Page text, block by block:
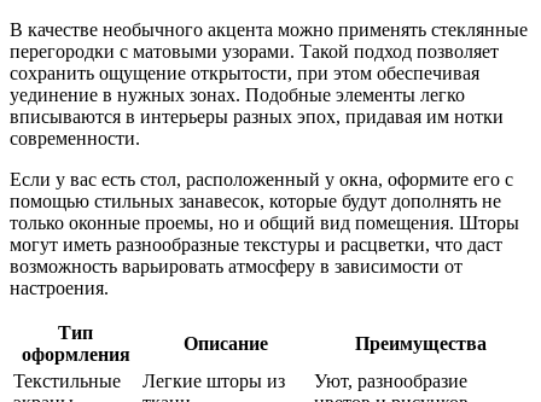
В качестве необычного акцента можно применять стеклянные
перегородки с матовыми узорами. Такой подход позволяет
сохранить ощущение открытости, при этом обеспечивая
уединение в нужных зонах. Подобные элементы легко
вписываются в интерьеры разных эпох, придавая им нотки
современности.
Если у вас есть стол, расположенный у окна, оформите его с
помощью стильных занавесок, которые будут дополнять не
только оконные проемы, но и общий вид помещения. Шторы
могут иметь разнообразные текстуры и расцветки, что даст
возможность варьировать атмосферу в зависимости от
настроения.
Тип
оформления
Описание
Преимущества
Текстильные
Легкие шторы из
Уют, разнообразие